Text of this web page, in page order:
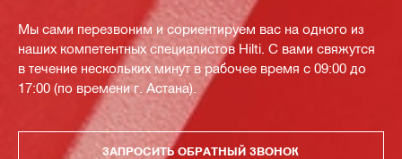
Мы сами перезвоним и сориентируем вас на одного из
наших компетентных специалистов Hilti. С вами свяжутся
в течение нескольких минут в рабочее время с 09:00 до
17:00 (по времени г. Астана).
ЗАПРОСИТЬ ОБРАТНЫЙ ЗВОНОК